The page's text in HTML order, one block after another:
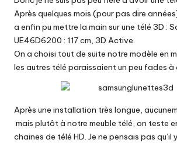
Après quelques mois (pour pas dire
a enfin pu mettre la main sur une télé 3D :
UE46D6200 : 117 cm, 3D Active.
On a choisi tout de suite notre modèle en
les autres télé paraissaient un peu fades
Après une installation très longue,
mais plutôt à notre meuble télé, on teste
chaines de télé HD. Je ne pensais pas